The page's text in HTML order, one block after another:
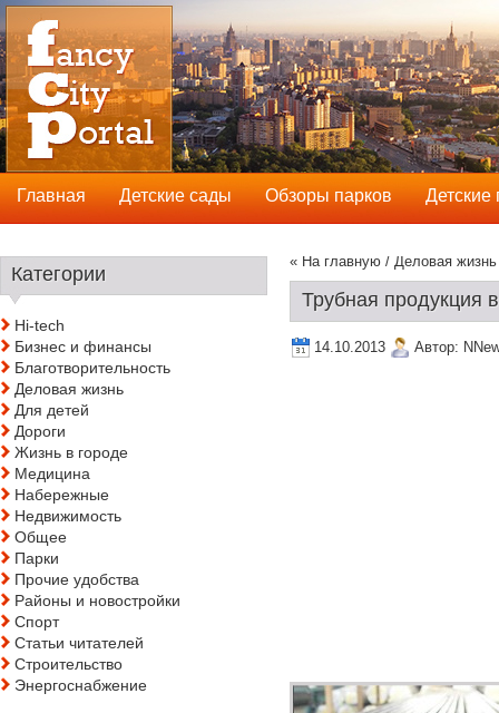
« На главную / Деловая жизнь
Трубная продукция
14.10.2013 Автор:
Категории
Hi-tech
Бизнес и финансы
Благотворительность
Деловая жизнь
Для детей
Дороги
Жизнь в городе
Медицина
Набережные
Недвижимость
Общее
Парки
Прочие удобства
Районы и новостройки
Спорт
Статьи читателей
Строительство
Энергоснабжение
Главная Детские сады Обзоры парков Детские